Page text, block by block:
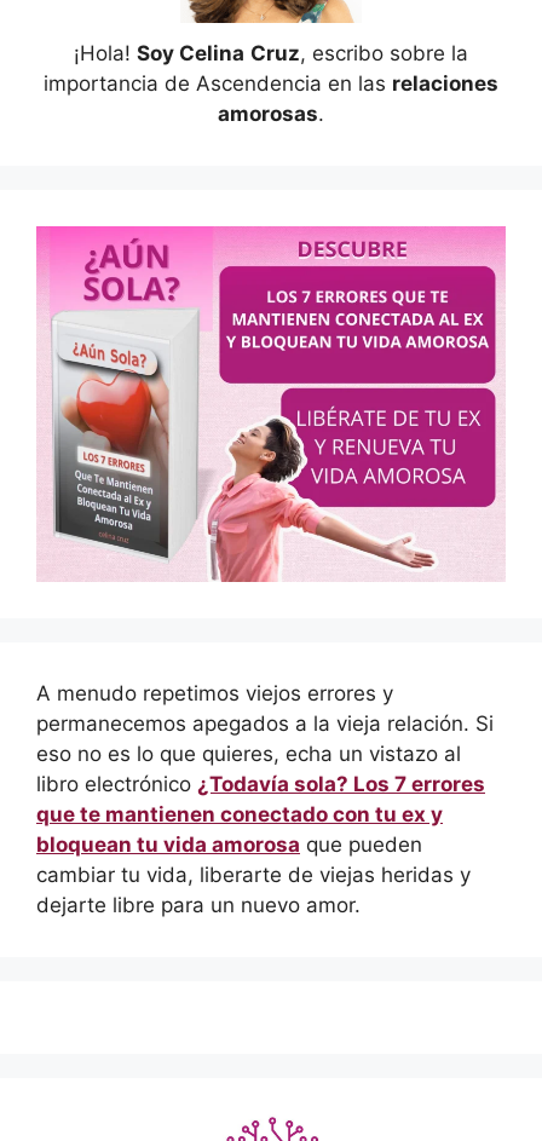
¡Hola! Soy Celina Cruz, escribo sobre la
importancia de Ascendencia en las relaciones
amorosas.
A menudo repetimos viejos errores y
permanecemos apegados a la vieja relación. Si
eso no es lo que quieres, echa un vistazo al
libro electrónico ¿Todavía sola? Los 7 errores
que te mantienen conectado con tu ex y
bloquean tu vida amorosa que pueden
cambiar tu vida, liberarte de viejas heridas y
dejarte libre para un nuevo amor.